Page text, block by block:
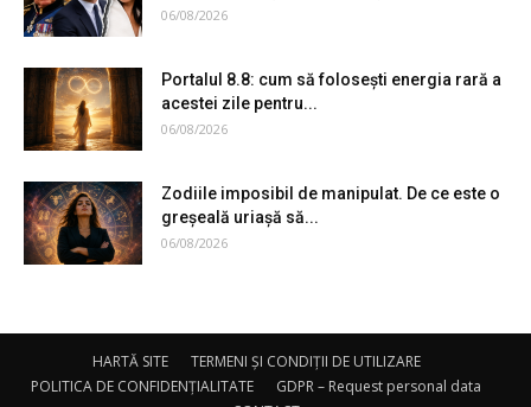
06/08/2026
Portalul 8.8: cum să folosești energia rară a
acestei zile pentru...
06/08/2026
Zodiile imposibil de manipulat. De ce este o
greșeală uriașă să...
06/08/2026
HARTĂ SITE
TERMENI ȘI CONDIȚII DE UTILIZARE
POLITICA DE CONFIDENȚIALITATE
GDPR – Request personal data